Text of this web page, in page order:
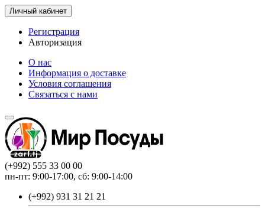
Личный кабинет
Регистрация
Авторизация
О нас
Информация о доставке
Условия соглашения
Связаться с нами
(+992) 555 33 00 00
пн-пт: 9:00-17:00, сб: 9:00-14:00
(+992) 931 31 21 21